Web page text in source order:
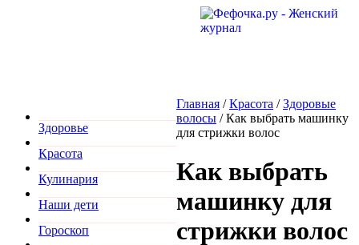
Здоровье
Красота
Кулинария
Наши дети
Гороскоп
Главная /Красота /Здоровые
волосы /Как выбрать машинку
для стрижки волос
Как выбрать
машинку для
стрижки волос